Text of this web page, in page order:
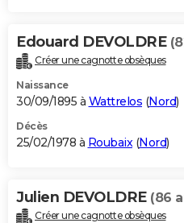
Edouard DEVOLDRE
Créer une cagnotte obsèques
Naissance
30/09/1895 à Wattrelos (Nord)
Décès
25/02/1978 à Roubaix(Nord)
Julien DEVOLDRE (86
Créer une cagnotte obsèques